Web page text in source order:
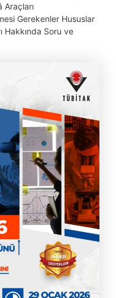
Araçları
Gerekenler Hususlar
Hakkında Soru ve